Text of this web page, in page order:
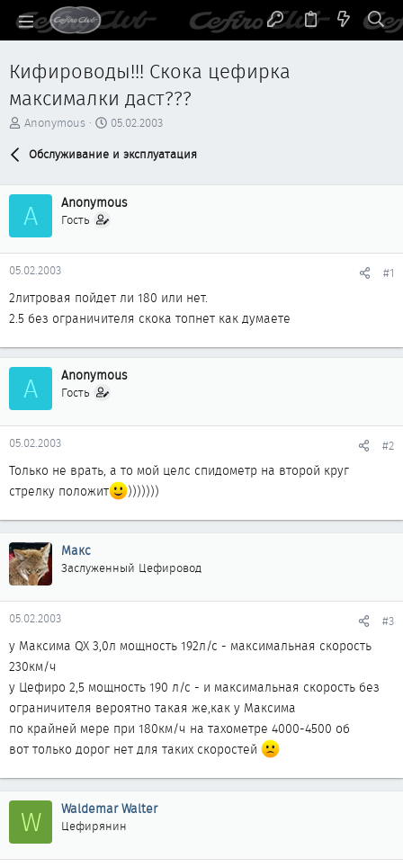
Кифироводы!!! Скока цефирка
максималки даст???
А
е
м
ы
Anonymous
Д
т
а
л
05.02.2003
Обслуживание и эксплуатация
A Anonymous
Гость
05.02.2003 #1
2литровая пойдет ли 180 или нет.
2.5 без ограничителя скока топнет как думаете
A Anonymous
Гость
05.02.2003 #2
Только не врать, а то мой целс спидометр на второй круг
стрелку положит
)))))))
Макс
Заслуженный Цефировод
05.02.2003 #3
у Максима QX 3,0л мощность 192л/с - максимальная скорость
230км/ч
у Цефиро 2,5 мощность 190 л/с - и максимальная скорость без
ограничителя вероятно такая же,как у Максима
по крайней мере при 180км/ч на тахометре 4000-4500 об
вот только дорог нет для таких скоростей
W Waldemar Walter
Цефирянин